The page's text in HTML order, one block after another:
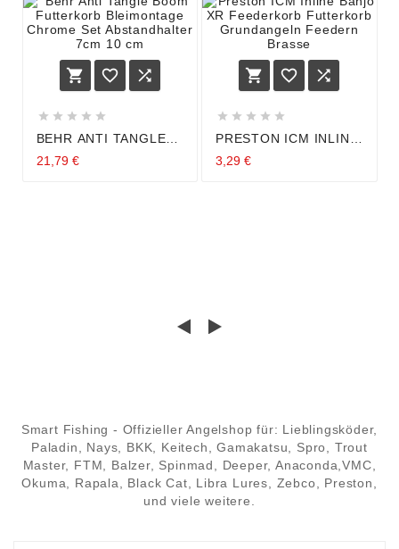
  
    
BEHR ANTI TANGLE
BLEIMONTAGE
21,79 €
  
    
PRESTON ICM INLINE
FEEDERKORB
3,29 €
Smart Fishing - Offizieller Angelshop für: Lieblingsköder,
Paladin, Nays, BKK, Keitech, Gamakatsu, Spro, Trout
Master, FTM, Balzer, Spinmad, Deeper, Anaconda,VMC,
Okuma, Rapala, Black Cat, Libra Lures, Zebco, Preston,
und viele weitere.